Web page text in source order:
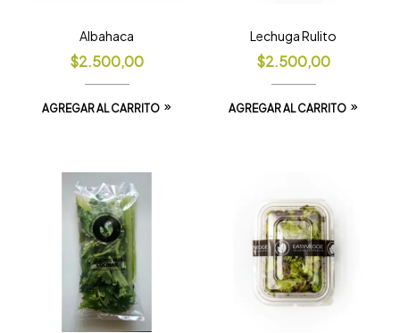
Albahaca
$2.500,00
AGREGAR AL CARRITO
Lechuga Rulito
$2.500,00
AGREGAR AL CARRITO